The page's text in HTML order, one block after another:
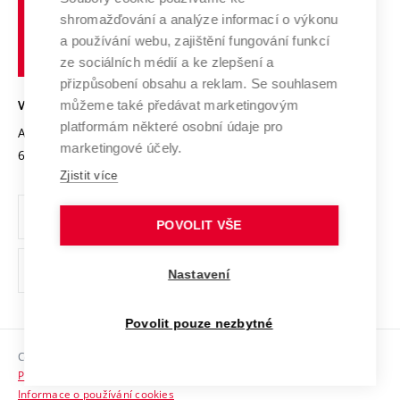
Výzkumné infrastruktury
Transfer znalostí
Open Science
Projekty
Projekty ze strukturálních fondů
Specifický výzkum
Služby univerzity
Mezinárodní dohody
Univerzitní sítě
Udržitelná univerzita
Podnikavá univerzita / ContriBUTe
Bezpečná univerzita
Vyznamenání
Organizační struktura
Ochrana osobních údajů
odkaz)
Sociální bezpečí
HR Award
učení
technické
VYSOKÉ UČENÍ TECHNICKÉ V BRNĚ
Antonínská 548/1
602 00 Brno
www.vut.cz
vut@vutbr.cz
Copyright © 2026 VUT
Prohlášení o přístupnosti
Informace o používání cookies
shromažďování a analýze informací o výkonu
a používání webu, zajištění fungování funkcí
ze sociálních médií a ke zlepšení a
přizpůsobení obsahu a reklam. Se souhlasem
můžeme také předávat marketingovým
platformám některé osobní údaje pro
marketingové účely.
Zjistit více
POVOLIT VŠE
Nastavení
Povolit pouze nezbytné